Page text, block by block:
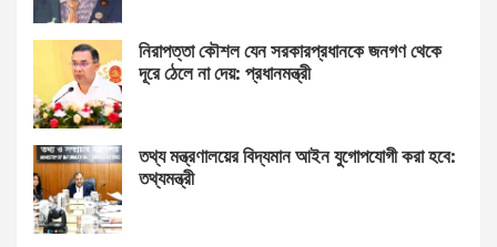
নিরাপত্তা কৌশল যেন সরকারপ্রধানকে জনগণ থেকে
দূরে ঠেলে না দেয়: প্রধানমন্ত্রী
তথ্য মন্ত্রণালয়ের বিদ্যমান আইন যুগোপযোগী করা হবে:
তথ্যমন্ত্রী